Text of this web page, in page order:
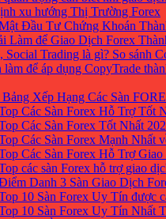
xu hướng Thị Trường Forex
Đầu Tư Chứng Khoán
Làm để Giao Dịch Forex
Social Trading là gì? So sánh
làm để áp dụng CopyTrade
Bảng Xếp Hạng Các Sàn
Các Sàn Forex Hỗ Trợ Tốt
Các Sàn Forex Tốt Nhất
Các Sàn Forex Mạnh Nhất
Các Sàn Forex Hỗ Trợ
các sàn Forex hỗ trợ giao
Danh 3 Sàn Giao Dịch
10 Sàn Forex Uy Tín được
10 Sàn Forex Uy Tín Nhất